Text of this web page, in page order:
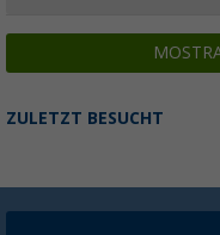
ZULETZT BESUCHT